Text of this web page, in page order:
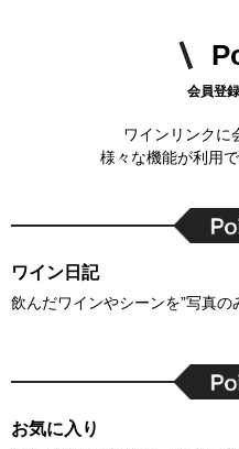
会員登
ワインリンクに
様々な機能が利用
ワイン日記
飲んだワインやシーンを”写真の
お気に入り